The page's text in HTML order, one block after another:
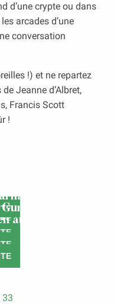
d’une crypte ou dans
arcades d’une
conversation
!) et ne repartez
Jeanne d’Albret,
Francis Scott
!
autonomie
33